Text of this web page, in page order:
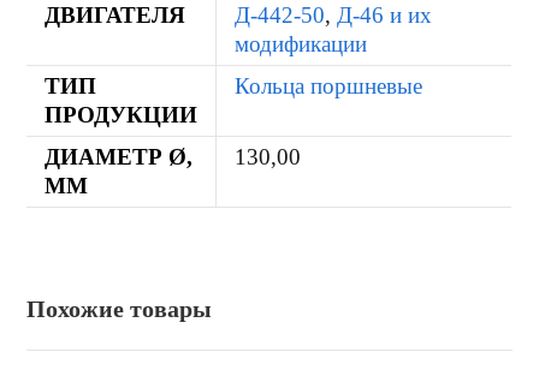
ДВИГАТЕЛЯ
Д-442-50, Д-46 и их
модификации
ТИП
ПРОДУКЦИИ
Кольца поршневые
ДИАМЕТР Ø,
ММ
130,00
Похожие товары